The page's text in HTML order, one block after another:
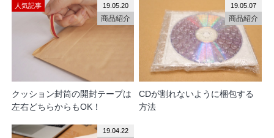
クッション封筒の開封テープは
左右どちらからもOK！
人気記事
商品紹介
19.05.20
CDが割れないように梱包する
方法
商品紹介
19.05.07
19.04.22